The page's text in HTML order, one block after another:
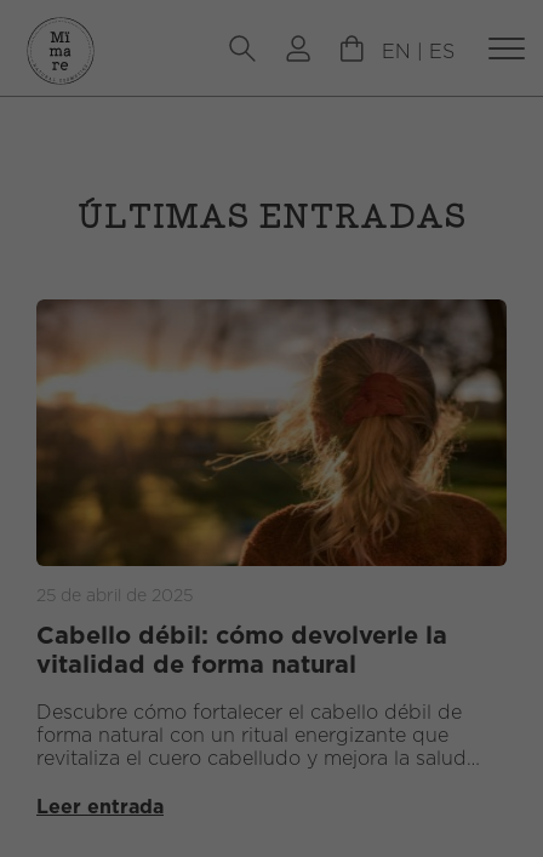
EN ES
ÚLTIMAS ENTRADAS
25 de abril de 2025
Cabello débil: cómo devolverle la
vitalidad de forma natural
Descubre cómo fortalecer el cabello débil de
forma natural con un ritual energizante que
revitaliza el cuero cabelludo y mejora la salud
Leer entrada